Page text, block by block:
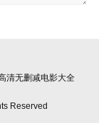
清无删减电影大全
Reserved